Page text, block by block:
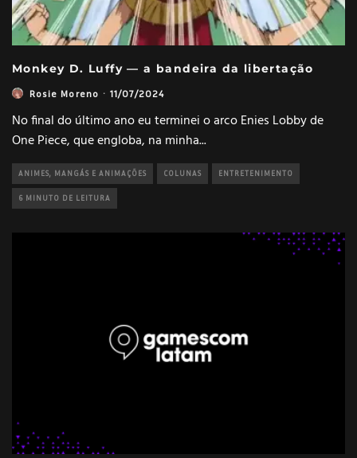
Monkey D. Luffy — a bandeira da libertação
Rosie Moreno · 11/07/2024
No final do último ano eu terminei o arco Enies Lobby de
One Piece, que engloba, na minha...
ANIMES, MANGÁS E ANIMAÇÕES COLUNAS ENTRETENIMENTO
6 MINUTO DE LEITURA